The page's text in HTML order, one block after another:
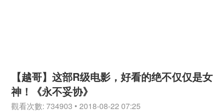
【越哥】这部R级电影，好看的绝不仅仅是女
神！《永不妥协》
觀看次數: 734903 • 2018-08-22 07:25